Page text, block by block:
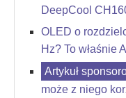
DeepCool
OLED o
Hz? To właśnie
może z niego